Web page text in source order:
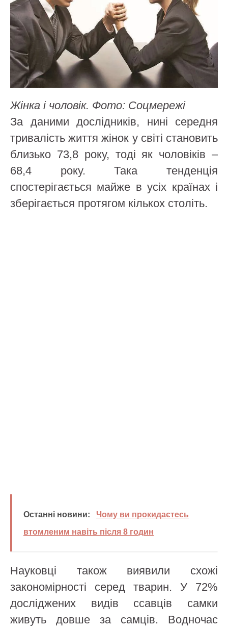
Жінка і чоловік. Фото: Соцмережі
За даними дослідників, нині середня
тривалість життя жінок у світі становить
близько 73,8 року, тоді як чоловіків –
68,4 року. Така тенденція
спостерігається майже в усіх країнах і
зберігається протягом кількох століть.
Останні новини:
Чому ви прокидаєтесь
втомленим навіть після 8 годин
Науковці також виявили схожі
закономірності серед тварин. У 72%
досліджених видів ссавців самки
живуть довше за самців. Водночас